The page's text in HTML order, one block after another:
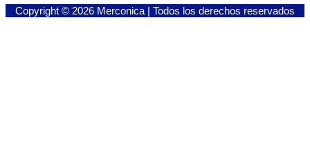
Copyright © 2026 Merconica | Todos los derechos reservados